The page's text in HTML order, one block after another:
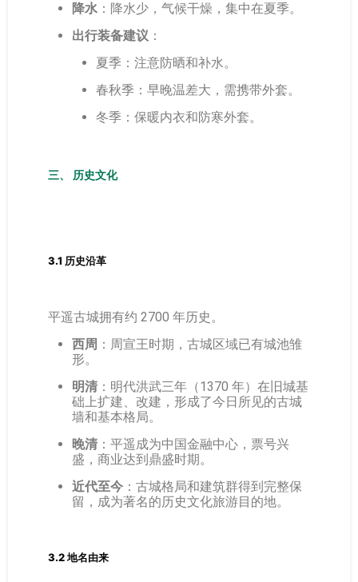
降水 ：降水少，气候干燥，集中在夏季。
出行装备建议 ：
夏季：注意防晒和补水。
春秋季：早晚温差大，需携带外套。
冬季：保暖内衣和防寒外套。
三、 历史文化
3.1 历史沿革
平遥古城拥有约 2700 年历史。
西周 ：周宣王时期，古城区域已有城池雏
形。
明清 ：明代洪武三年（1370 年）在旧城基
础上扩建、改建，形成了今日所见的古城
墙和基本格局。
晚清 ：平遥成为中国金融中心，票号兴
盛，商业达到鼎盛时期。
近代至今 ：古城格局和建筑群得到完整保
留，成为著名的历史文化旅游目的地。
3.2 地名由来